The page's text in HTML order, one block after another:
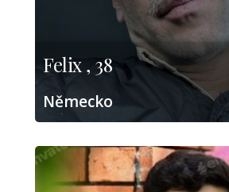
Felix , 38
Německo